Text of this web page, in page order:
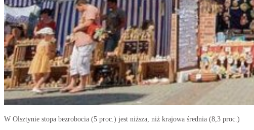
W Olsztynie stopa bezrobocia (5 proc.) jest niższa, niż krajowa średnia (8,3 proc.)